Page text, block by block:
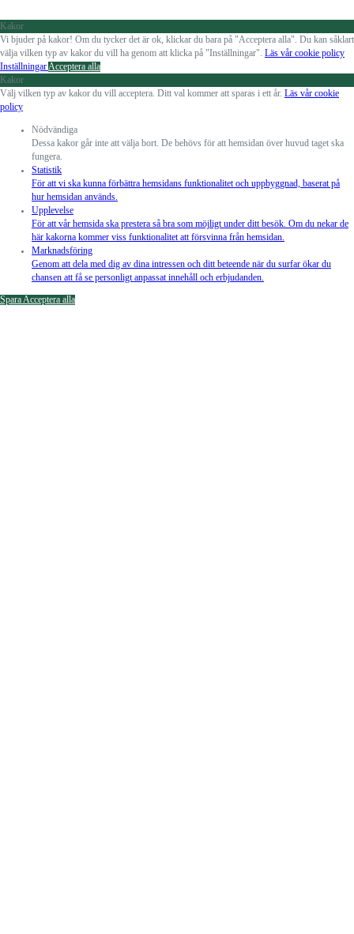
Kakor
Vi bjuder på kakor! Om du tycker det är ok, klickar du bara på "Acceptera alla". Du kan såklart
välja vilken typ av kakor du vill ha genom att klicka på "Inställningar". Läs vår cookie policy
InställningarAcceptera alla
Kakor
Välj vilken typ av kakor du vill acceptera. Ditt val kommer att sparas i ett år. Läs vår cookie
policy
Nödvändiga
Dessa kakor går inte att välja bort. De behövs för att hemsidan över huvud taget ska
fungera.
Statistik
För att vi ska kunna förbättra hemsidans funktionalitet och uppbyggnad, baserat på
hur hemsidan används.
Upplevelse
För att vår hemsida ska prestera så bra som möjligt under ditt besök. Om du nekar de
här kakorna kommer viss funktionalitet att försvinna från hemsidan.
Marknadsföring
Genom att dela med dig av dina intressen och ditt beteende när du surfar ökar du
chansen att få se personligt anpassat innehåll och erbjudanden.
SparaAcceptera alla